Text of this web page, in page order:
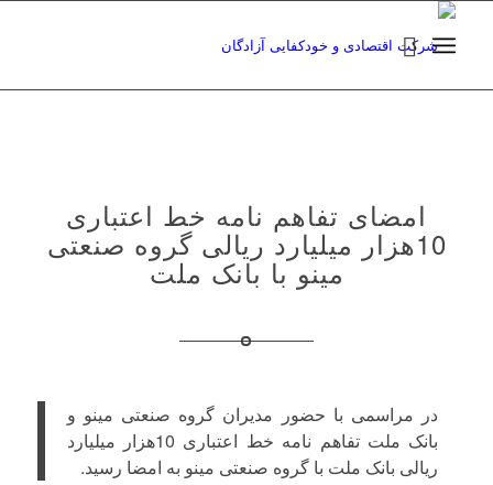
امضای تفاهم نامه خط اعتباری
10هزار میلیارد ریالی گروه صنعتی
مینو با بانک ملت
در مراسمی با حضور مدیران گروه صنعتی مینو و
بانک ملت تفاهم نامه خط اعتباری 10هزار میلیارد
ریالی بانک ملت با گروه صنعتی مینو به امضا رسید.